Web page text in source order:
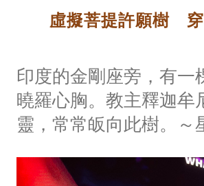
虛擬菩提許願樹
印度的金剛座旁，有一
曉羅心胸。教主釋迦牟
靈，常常皈向此樹。～